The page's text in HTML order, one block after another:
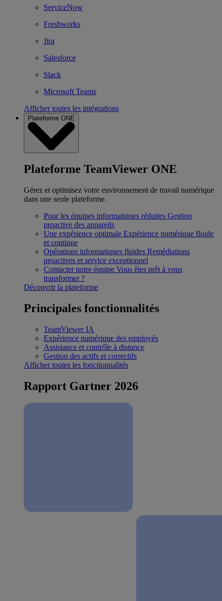
ServiceNow
Freshworks
Jira
Salesforce
Slack
Microsoft Teams
Afficher toutes les intégrations
Plateforme ONE
Plateforme TeamViewer ONE
Gérez et optimisez votre environnement de travail numérique
dans une seule plateforme.
Pour les équipes informatiques réduites Gestion
proactive des appareils
Une expérience optimale Expérience numérique fluide
et continue
Opérations informatiques fluides Remédiations
proactives et service exceptionnel
Contacter notre équipe Vous êtes prêt à vous
transformer ?
Découvrir la plateforme
Principales fonctionnalités
TeamViewer IA
Expérience numérique des employés
Assistance et contrôle à distance
Gestion des actifs et correctifs
Afficher toutes les fonctionnalités
Rapport Gartner 2026